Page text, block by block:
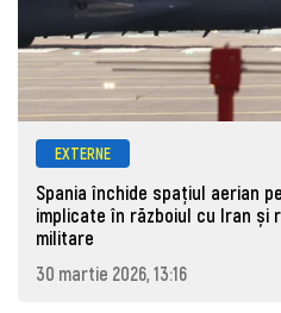
EXTERNE
Spania închide spațiul aerian
implicate în războiul cu Iran și
militare
30 martie 2026, 13:16